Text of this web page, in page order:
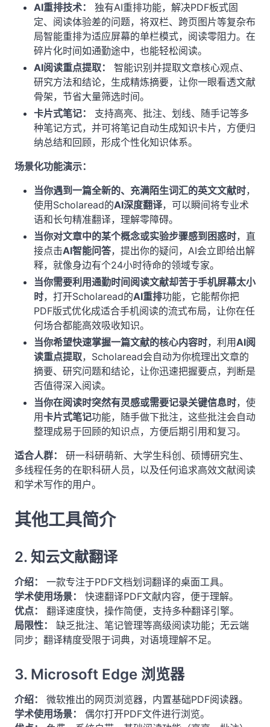
AI重排技术：
独有AI重排功能，解决PDF板式固
定、阅读体验差的问题，将双栏、跨页图片等复杂布
局智能重排为适应屏幕的单栏模式，阅读零阻力。在
碎片化时间如通勤途中，也能轻松阅读。
AI阅读重点提取：
智能识别并提取文章核心观点、
研究方法和结论，生成精炼摘要，让你一眼看透文献
骨架，节省大量筛选时间。
卡片式笔记：
支持高亮、批注、划线、随手记等多
种笔记方式，并可将笔记自动生成知识卡片，方便归
纳总结和回顾，形成个性化知识体系。
场景化功能演示：
当你遇到一篇全新的、充满陌生词汇的英文文献时，
使用Scholaread的AI深度翻译，可以瞬间将专业术
语和长句精准翻译，理解零障碍。
当你对文章中的某个概念或实验步骤感到困惑时，直
接点击AI智能问答，提出你的疑问，AI会立即给出解
释，就像身边有个24小时待命的领域专家。
当你需要利用通勤时间阅读文献却苦于手机屏幕太小
时，打开Scholaread的AI重排功能，它能帮你把
PDF版式优化成适合手机阅读的流式布局，让你在任
何场合都能高效吸收知识。
当你希望快速掌握一篇文献的核心内容时，利用AI阅
读重点提取，Scholaread会自动为你梳理出文章的
摘要、研究问题和结论，让你迅速把握要点，判断是
否值得深入阅读。
当你在阅读时突然有灵感或需要记录关键信息时，使
用卡片式笔记功能，随手做下批注，这些批注会自动
整理成易于回顾的知识点，方便后期引用和复习。
适合人群：
研一科研萌新、大学生科创、硕博研究生、
多线程任务的在职科研人员，以及任何追求高效文献阅读
和学术写作的用户。
其他工具简介
2. 知云文献翻译
介绍：
一款专注于PDF文档划词翻译的桌面工具。
学术使用场景：
快速翻译PDF文献内容，便于理解。
优点：
翻译速度快，操作简便，支持多种翻译引擎。
局限性：
缺乏批注、笔记管理等高级阅读功能；无云端
同步；翻译精度受限于词典，对语境理解不足。
3. Microsoft Edge 浏览器
介绍：
微软推出的网页浏览器，内置基础PDF阅读器。
学术使用场景：
偶尔打开PDF文件进行浏览。